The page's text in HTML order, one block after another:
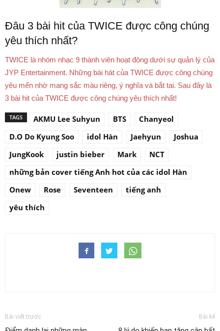
Đâu 3 bài hit của TWICE được công chúng
yêu thích nhất?
TWICE là nhóm nhạc 9 thành viên hoạt động dưới sự quản lý của
JYP Entertainment. Những bài hát của TWICE được công chúng
yêu mến nhờ mang sắc màu riêng, ý nghĩa và bắt tai. Sau đây là
3 bài hit của TWICE được công chúng yêu thích nhất!
TAGS AKMU Lee Suhyun BTS
Chanyeol
D.O Do Kyung Soo
idol Hàn Jaehyun
Joshua
JungKook
justin bieber Mark
NCT
những bản cover tiếng Anh hot của các idol Hàn
Onew
Rose Seventeen
tiếng anh
yêu thích
Bài viết trước Bài kế